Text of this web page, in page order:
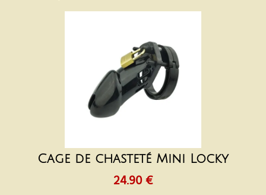
Cage de chasteté Mini Locky
24.90 €